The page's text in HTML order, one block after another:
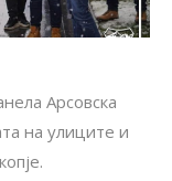
Арсовска
на улиците и